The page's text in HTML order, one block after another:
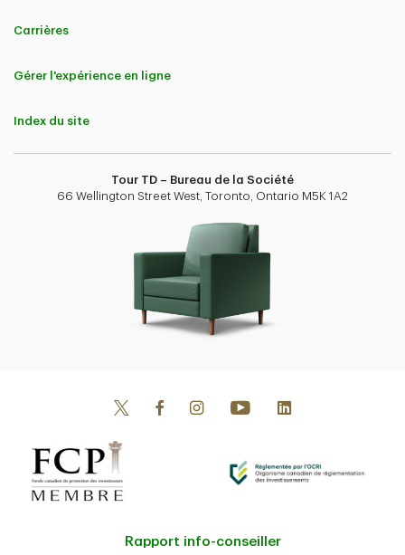
Carrières
Gérer l'expérience en ligne
Index du site
Tour TD – Bureau de la Société
66 Wellington Street West, Toronto, Ontario M5K 1A2
Rapport info-conseiller